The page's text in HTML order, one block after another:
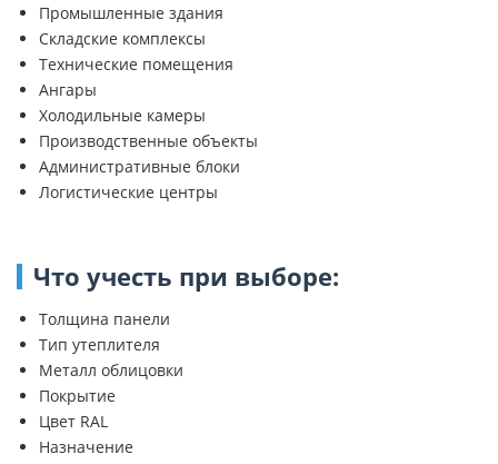
Промышленные здания
Складские комплексы
Технические помещения
Ангары
Холодильные камеры
Производственные объекты
Административные блоки
Логистические центры
Что учесть при выборе:
Толщина панели
Тип утеплителя
Металл облицовки
Покрытие
Цвет RAL
Назначение